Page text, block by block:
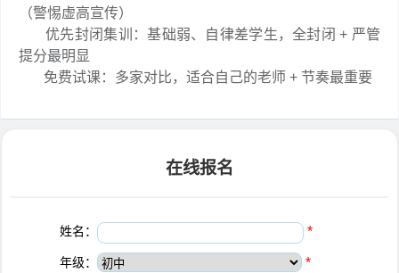
（警惕虚高宣传）
优先封闭集训：基础弱、自律差学生，全封闭 + 严管
提分最明显
免费试课：多家对比，适合自己的老师 + 节奏最重要
在线报名
姓名： *
年级： *